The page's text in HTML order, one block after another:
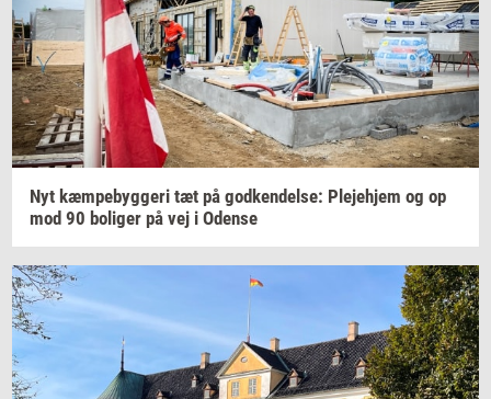
Nyt kæm­pe­byg­ge­ri tæt på god­ken­del­se: Ple­je­hjem og op
mod 90 bo­li­ger på vej i Oden­se